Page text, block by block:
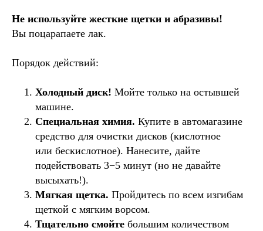
Не используйте жесткие щетки и абразивы!
Вы поцарапаете лак.
Порядок действий:
Холодный диск! Мойте только на остывшей
машине.
Специальная химия. Купите в автомагазине
средство для очистки дисков (кислотное
или бескислотное). Нанесите, дайте
подействовать 3−5 минут (но не давайте
высыхать!).
Мягкая щетка. Пройдитесь по всем изгибам
щеткой с мягким ворсом.
Тщательно смойте большим количеством